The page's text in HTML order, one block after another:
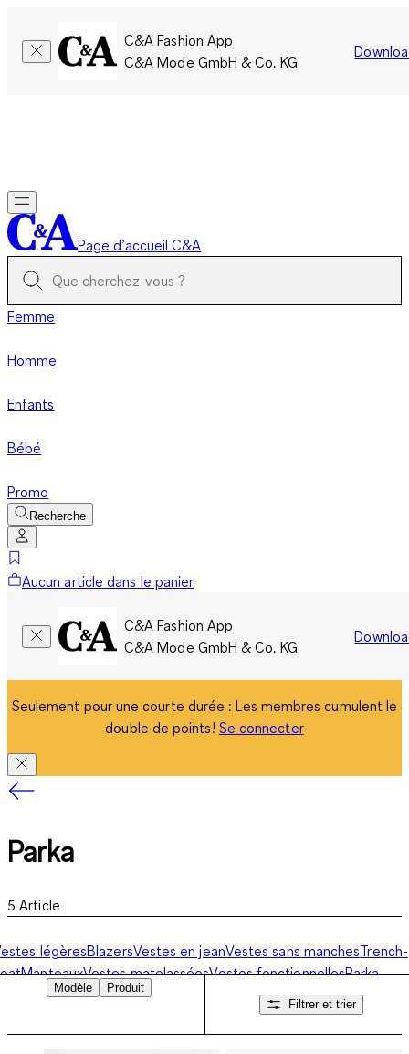
C&A Fashion App
C&A Mode GmbH & Co. KG
Page d’accueil C&A
Femme
Homme
Enfants
Bébé
Promo
Recherche
Aucun article dans le panier
C&A Fashion App
C&A Mode GmbH & Co. KG
Seulement pour une courte durée : Les membres cumulent le
double de points! Se connecter
Parka
5 Article
légèresBlazersVestes en jeanVestes sans manchesTrench-
ManteauxVestes matelasséesVestes fonctionnellesParka
Modèle
Produit
Filtrer et trier